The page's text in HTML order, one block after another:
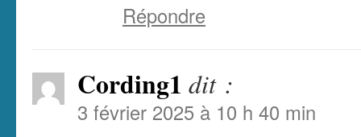
Répondre
Cording1 dit :
3 février 2025 à 10 h 40 min